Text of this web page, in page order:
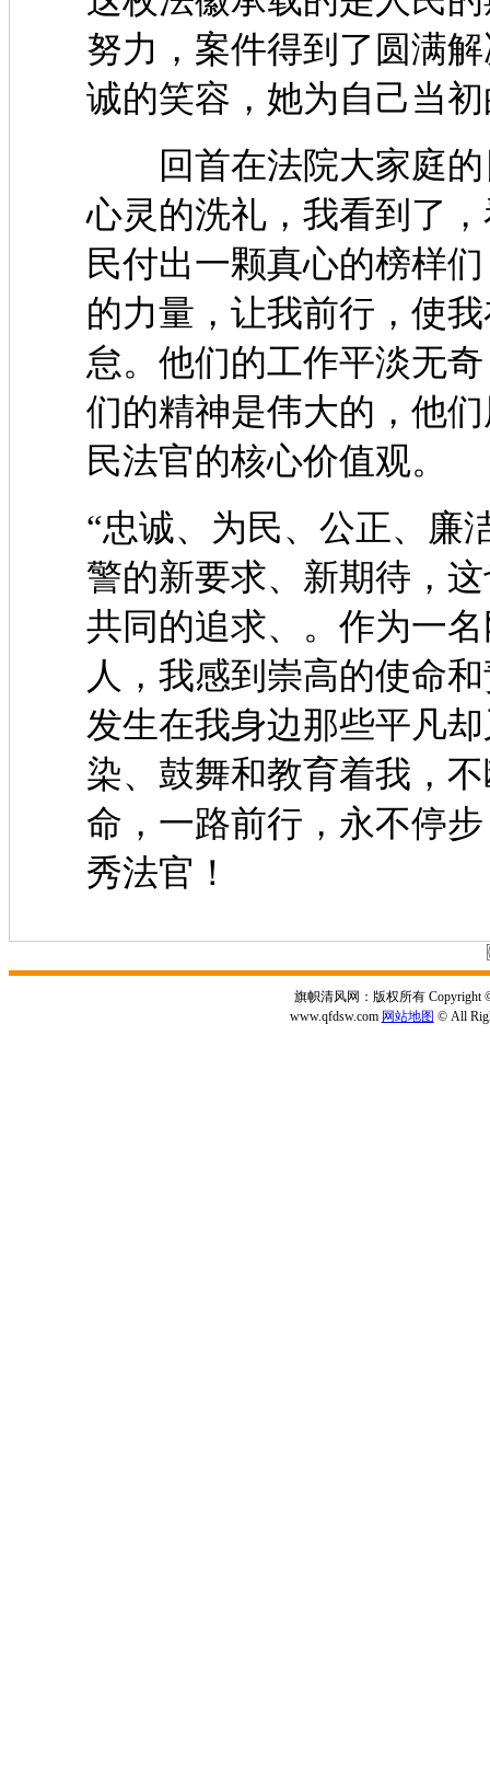
努力，案件得到了圆满
诚的笑容，她为自己当
回首在法院大家庭的
心灵的洗礼，我看到了
民付出一颗真心的榜样
的力量，让我前行，使
怠。他们的工作平淡无
们的精神是伟大的，他
民法官的核心价值观。
“忠诚、为民、公正、廉
警的新要求、新期待，
共同的追求、。作为一
人，我感到崇高的使命
发生在我身边那些平凡
染、鼓舞和教育着我，
命，一路前行，永不停
秀法官！
旗帜清风网：版权所有 Copyright
www.qfdsw.com 网站地图 © All